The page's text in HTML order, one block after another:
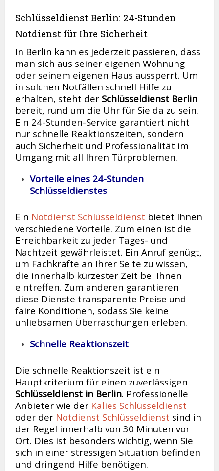
Schlüsseldienst Berlin: 24-Stunden
Notdienst für Ihre Sicherheit
In Berlin kann es jederzeit passieren, dass
man sich aus seiner eigenen Wohnung
oder seinem eigenen Haus aussperrt. Um
in solchen Notfällen schnell Hilfe zu
erhalten, steht der Schlüsseldienst Berlin
bereit, rund um die Uhr für Sie da zu sein.
Ein 24-Stunden-Service garantiert nicht
nur schnelle Reaktionszeiten, sondern
auch Sicherheit und Professionalität im
Umgang mit all Ihren Türproblemen.
Vorteile eines 24-Stunden
Schlüsseldienstes
Ein Notdienst Schlüsseldienst bietet Ihnen
verschiedene Vorteile. Zum einen ist die
Erreichbarkeit zu jeder Tages- und
Nachtzeit gewährleistet. Ein Anruf genügt,
um Fachkräfte an Ihrer Seite zu wissen,
die innerhalb kürzester Zeit bei Ihnen
eintreffen. Zum anderen garantieren
diese Dienste transparente Preise und
faire Konditionen, sodass Sie keine
unliebsamen Überraschungen erleben.
Schnelle Reaktionszeit
Die schnelle Reaktionszeit ist ein
Hauptkriterium für einen zuverlässigen
Schlüsseldienst in Berlin. Professionelle
Anbieter wie der Kalies Schlüsseldienst
oder der Notdienst Schlüsseldienst sind in
der Regel innerhalb von 30 Minuten vor
Ort. Dies ist besonders wichtig, wenn Sie
sich in einer stressigen Situation befinden
und dringend Hilfe benötigen.